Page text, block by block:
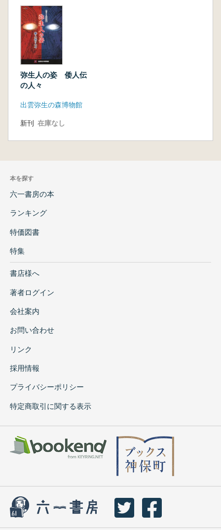
弥生人の姿 倭人伝
の人々
出雲弥生の森博物館
新刊 在庫なし
本を探す
六一書房の本
ランキング
特価図書
特集
書店様へ
著者ログイン
会社案内
お問い合わせ
リンク
採用情報
プライバシーポリシー
特定商取引に関する表示